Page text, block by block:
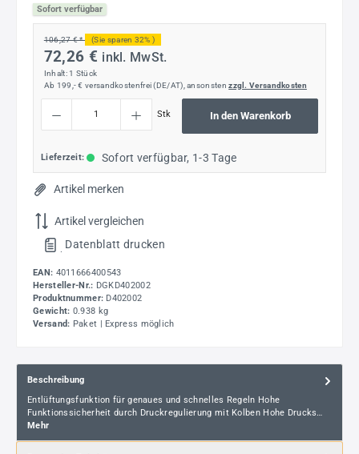
Sofort verfügbar
106,27 € * (Sie sparen 32% )
72,26 € inkl. MwSt.
Inhalt: 1 Stück
Ab 199,- € versandkostenfrei (DE/AT), ansonstenzzgl. Versandkosten
Stk In den Warenkorb
Lieferzeit: Sofort verfügbar, 1-3 Tage
Artikel merken
Artikel vergleichen
. Datenblatt drucken
EAN: 4011666400543
Hersteller-Nr.: DGKD402002
Produktnummer: D402002
Gewicht: 0.938 kg
Versand: Paket | Express möglich
Beschreibung
Entlüftungsfunktion für genaues und schnelles Regeln Hohe
Funktionssicherheit durch Druckregulierung mit Kolben Hohe Drucks…
Mehr